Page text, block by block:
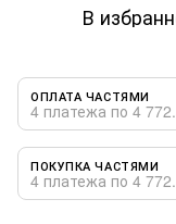
В
ОПЛАТА ЧАСТЯМИ
4 платежа по 4
ПОКУПКА ЧАСТЯМИ
4 платежа по 4